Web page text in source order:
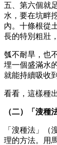
五、第六個就
水，要在坑畔
內。十條根從
長的特別粗壯
瓠不耐旱，也
埋一個盛滿水
就能持續吸收
看看，這樣種
（二）「溲種
「溲種法」（
理的方法。用